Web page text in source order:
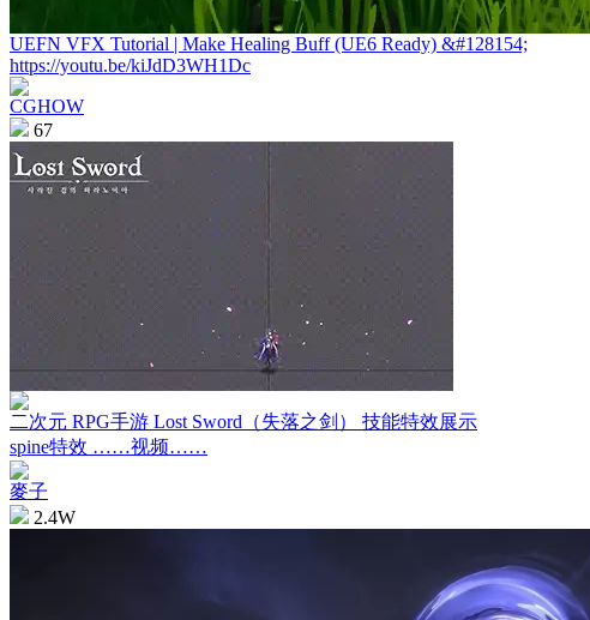
UEFN VFX Tutorial | Make Healing Buff (UE6 Ready) &#128154;
https://youtu.be/kiJdD3WH1Dc
CGHOW
67
二次元 RPG手游 Lost Sword（失落之剑） 技能特效展示
spine特效 ……视频……
麥子
2.4W